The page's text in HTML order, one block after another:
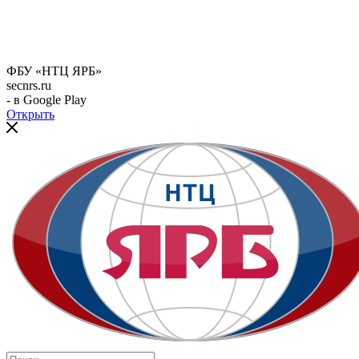
ФБУ «НТЦ ЯРБ»
secnrs.ru
- в Google Play
Открыть